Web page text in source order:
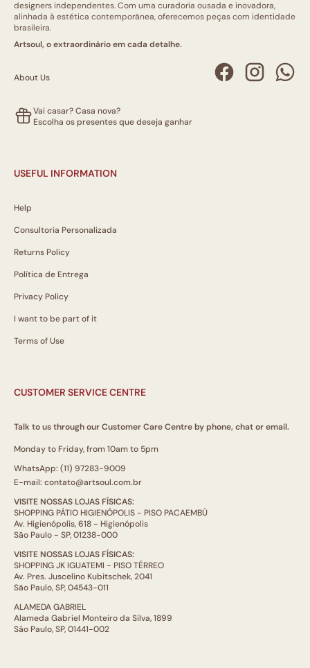
designers independentes. Com uma curadoria ousada e inovadora,
alinhada à estética contemporânea, oferecemos peças com identidade
brasileira.
Artsoul, o extraordinário em cada detalhe.
About Us
Vai casar? Casa nova?
Escolha os presentes que deseja ganhar
USEFUL INFORMATION
Help
Consultoria Personalizada
Returns Policy
Política de Entrega
Privacy Policy
I want to be part of it
Terms of Use
CUSTOMER SERVICE CENTRE
Talk to us through our Customer Care Centre by phone, chat or email.
Monday to Friday, from 10am to 5pm
WhatsApp: (11) 97283-9009
E-mail: contato@artsoul.com.br
VISITE NOSSAS LOJAS FÍSICAS:
SHOPPING PÁTIO HIGIENÓPOLIS - PISO PACAEMBÚ
Av. Higienópolis, 618 - Higienópolis
São Paulo - SP, 01238-000
VISITE NOSSAS LOJAS FÍSICAS:
SHOPPING JK IGUATEMI - PISO TÉRREO
Av. Pres. Juscelino Kubitschek, 2041
São Paulo, SP, 04543-011
ALAMEDA GABRIEL
Alameda Gabriel Monteiro da Silva, 1899
São Paulo, SP, 01441-002